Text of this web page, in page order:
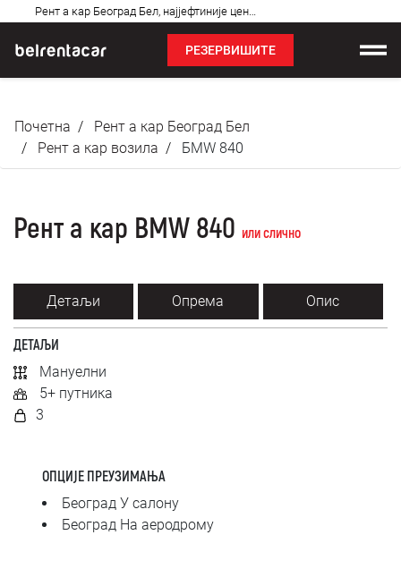
Рент а кар Београд Бел, најјефтиније цене: Бел!✓
питања
РЕЗЕРВИШИТЕ
Цене
О нама
Блог
Контакт
SRPSKI
ENGLISH
Почетна
Рент а кар Београд Бел
Рент а кар возила
БМW 840
Рент а кар BMW 840 или слично
Детаљи Опрема Опис
ДЕТАЉИ
Мануелни
5+ путника
3
ОПЦИЈЕ ПРЕУЗИМАЊА
Београд У салону
Београд На аеродрому